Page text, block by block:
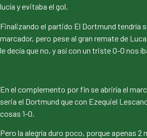
lucía y evitaba el gol.
Finalizando el partido El Dortmund tendría
marcador, pero pese al gran remate de
le decía que no, y así con un triste 0-0 nos
En el complemento por fin se abriría el
seria el Dortmund que con Ezequiel
cosas 1-0.
Pero la alegría duro poco, porque apenas 2